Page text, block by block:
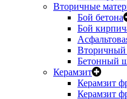
Вторичные
Бой бетона
Бой
Вторичный
Бетонный
Керамзит
Керамзит
Керамзит